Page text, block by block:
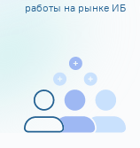
работы на рынке ИБ